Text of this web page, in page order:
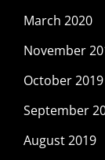
March 2020
November
October 2019
September
August 2019